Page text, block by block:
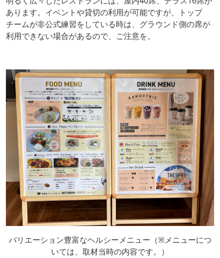
あります。イベントや貸切の利用が可能ですが、トップ
チームが非公式練習をしている時は、グラウンド側の席が
利用できない場合があるので、ご注意を。
バリエーション豊富なヘルシーメニュー（※メニューにつ
いては、取材当時の内容です。）